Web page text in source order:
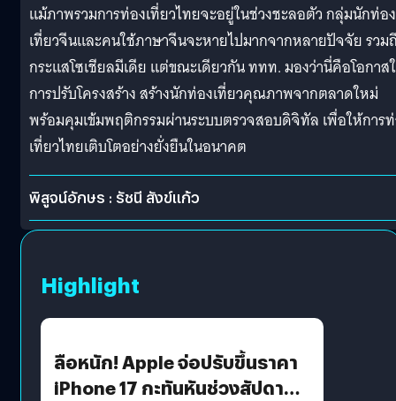
แม้ภาพรวมการท่องเที่ยวไทยจะอยู่ในช่วงชะลอตัว กลุ่มนักท่อง
เที่ยวจีนและคนใช้ภาษาจีนจะหายไปมากจากหลายปัจจัย รวม
กระแสโซเชียลมีเดีย แต่ขณะเดียวกัน ททท. มองว่านี่คือโอกาส
การปรับโครงสร้าง สร้างนักท่องเที่ยวคุณภาพจากตลาดใหม่
พร้อมคุมเข้มพฤติกรรมผ่านระบบตรวจสอบดิจิทัล เพื่อให้การ
เที่ยวไทยเติบโตอย่างยั่งยืนในอนาคต
พิสูจน์อักษร : รัชนี สังข์แก้ว
Highlight
ลือหนัก! Apple จ่อปรับขึ้นราคา
iPhone 17 กะทันหันช่วงสัปดาห์ที่